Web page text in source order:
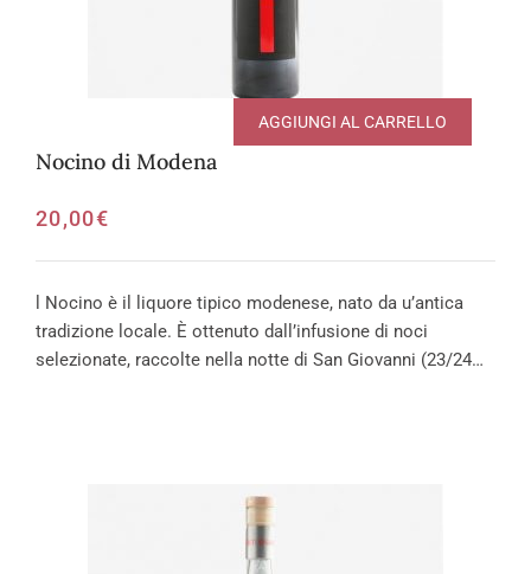
Nocino di Modena
20,00€
AGGIUNGI AL CARRELLO
l Nocino è il liquore tipico modenese, nato da u’antica
tradizione locale. È ottenuto dall’infusione di noci
selezionate, raccolte nella notte di San Giovanni (23/24…